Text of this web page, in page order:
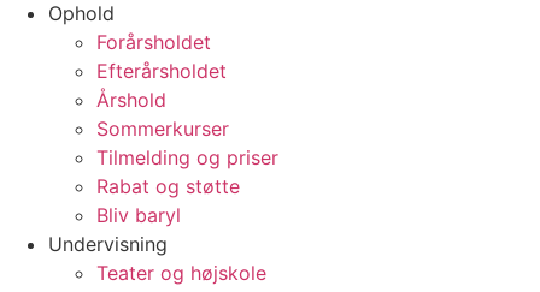
Ophold
Forårsholdet
Efterårsholdet
Årshold
Sommerkurser
Tilmelding og priser
Rabat og støtte
Bliv baryl
Undervisning
Teater og højskole